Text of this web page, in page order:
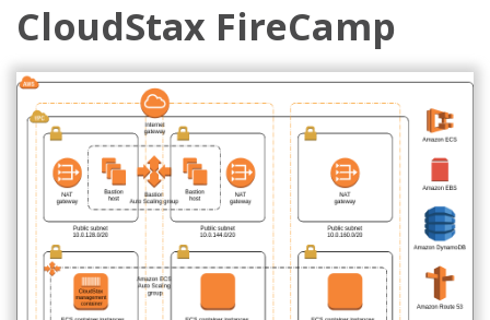
CloudStax FireCamp